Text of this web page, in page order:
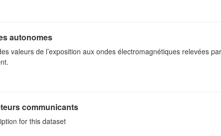
autonomes
valeurs de l’exposition aux ondes électromagnétiques relevées
communicants
for this dataset